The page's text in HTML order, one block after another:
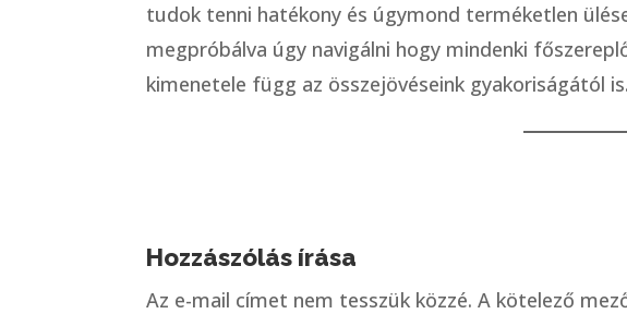
tudok tenni hatékony és úgymond terméketlen
megpróbálva úgy navigálni hogy mindenki
kimenetele függ az összejövéseink gyakoriságától is.
Hozzászólás írása
Az e-mail címet nem tesszük közzé. A kötelező